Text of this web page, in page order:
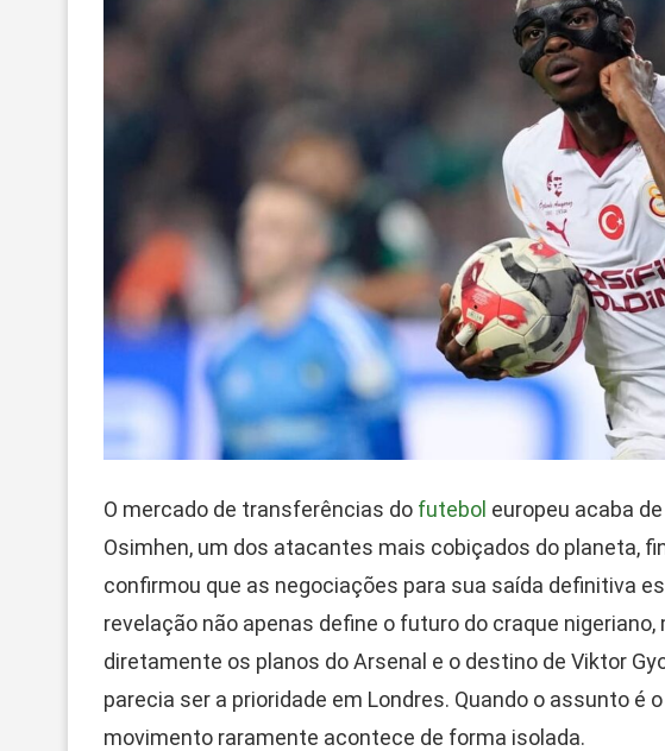
O mercado de transferências do futebol europeu acaba
Osimhen, um dos atacantes mais cobiçados do planeta,
confirmou que as negociações para sua saída definitiva
revelação não apenas define o futuro do craque
diretamente os planos do Arsenal e o destino de Viktor
parecia ser a prioridade em Londres. Quando o assunto é
movimento raramente acontece de forma isolada.